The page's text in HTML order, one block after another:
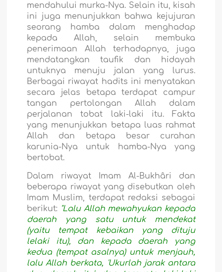
mendahului murka-Nya. Selain itu, kisah
ini juga menunjukkan bahwa kejujuran
seorang hamba dalam menghadap
kepada Allah, selain membuka
penerimaan Allah terhadapnya, juga
mendatangkan taufik dan hidayah
untuknya menuju jalan yang lurus.
Berbagai riwayat hadits ini menyatakan
secara jelas betapa terdapat campur
tangan pertolongan Allah dalam
perjalanan tobat laki-laki itu. Fakta
yang menunjukkan betapa luas rahmat
Allah dan betapa besar curahan
karunia-Nya untuk hamba-Nya yang
bertobat.
Dalam riwayat Imam Al-Bukhâri dan
beberapa riwayat yang disebutkan oleh
Imam Muslim, terdapat redaksi sebagai
berikut: "Lalu Allah mewahyukan kepada
daerah yang satu untuk mendekat
(yaitu tempat kebaikan yang dituju
lelaki itu), dan kepada daerah yang
kedua (tempat asalnya) untuk menjauh,
lalu Allah berkata, 'Ukurlah jarak antara